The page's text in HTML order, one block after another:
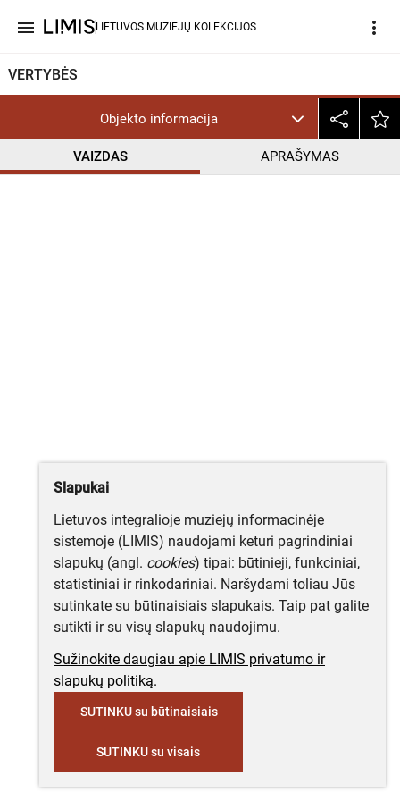
menu LIETUVOS MUZIEJŲ KOLEKCIJOS more_vert
VERTYBĖS
Objekto informacija
VAIZDAS APRAŠYMAS
Slapukai
Lietuvos integralioje muziejų informacinėje
sistemoje (LIMIS) naudojami keturi pagrindiniai
slapukų (angl. cookies) tipai: būtinieji, funkciniai,
statistiniai ir rinkodariniai. Naršydami toliau Jūs
sutinkate su būtinaisiais slapukais. Taip pat galite
sutikti ir su visų slapukų naudojimu.
Sužinokite daugiau apie LIMIS privatumo ir
slapukų politiką.
SUTINKU su būtinaisiais
SUTINKU su visais